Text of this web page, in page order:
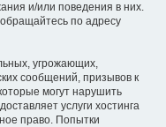
и/или поведения в них.
по адресу
угрожающих,
сообщений, призывов к
могут нарушить
услуги хостинга
право. Попытки